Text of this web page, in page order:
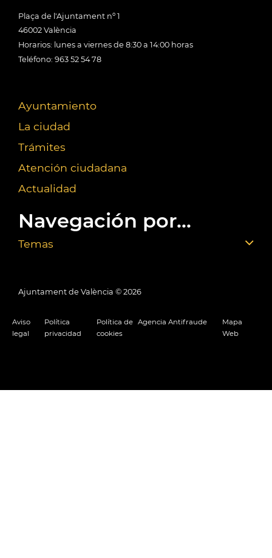
Plaça de l'Ajuntament nº 1
46002 València
Horarios: lunes a viernes de 8:30 a 14:00 horas
Teléfono: 963 52 54 78
Ayuntamiento
La ciudad
Trámites
Atención ciudadana
Actualidad
Navegación por...
Temas
Ajuntament de València © 2026
Aviso
legal
Política
privacidad
Política de
cookies
Agencia Antifraude
Mapa
Web